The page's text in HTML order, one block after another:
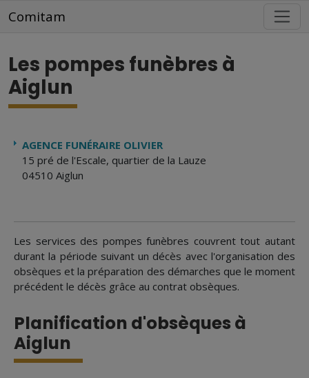
Comitam
Les pompes funèbres à
Aiglun
Les services des pompes funèbres couvrent tout autant
durant la période suivant un décès avec l'organisation des
obsèques et la préparation des démarches que le moment
précédent le décès grâce au contrat obsèques.
Planification d'obsèques à
Aiglun
AGENCE FUNÉRAIRE OLIVIER
15 pré de l'Escale, quartier de la Lauze
04510 Aiglun